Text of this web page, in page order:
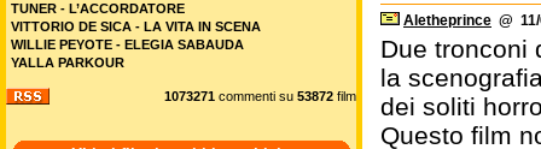
Aletheprince @
Due tronconi
la
dei soliti
Questo film
TUNER - L’ACCORDATORE
VITTORIO DE SICA - LA VITA IN SCENA
WILLIE PEYOTE - ELEGIA SABAUDA
YALLA PARKOUR
1073271 commenti su 53872 film